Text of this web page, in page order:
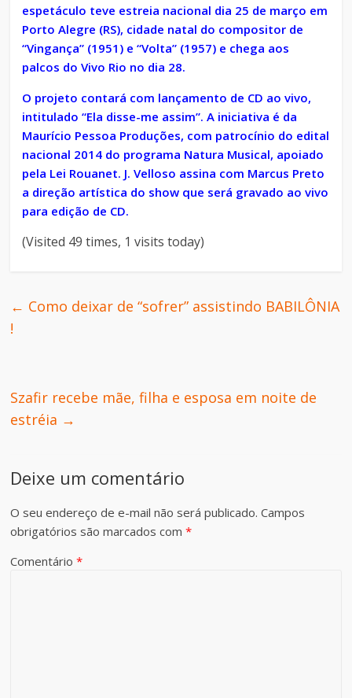
espetáculo teve estreia nacional dia 25 de março em
Porto Alegre (RS), cidade natal do compositor de
“Vingança” (1951) e “Volta” (1957) e chega aos
palcos do Vivo Rio no dia 28.
O projeto contará com lançamento de CD ao vivo,
intitulado “Ela disse-me assim”. A iniciativa é da
Maurício Pessoa Produções, com patrocínio do edital
nacional 2014 do programa Natura Musical, apoiado
pela Lei Rouanet. J. Velloso assina com Marcus Preto
a direção artística do show que será gravado ao vivo
para edição de CD.
(Visited 49 times, 1 visits today)
← Como deixar de “sofrer” assistindo BABILÔNIA
!
Szafir recebe mãe, filha e esposa em noite de
estréia →
Deixe um comentário
O seu endereço de e-mail não será publicado. Campos
obrigatórios são marcados com*
Comentário*